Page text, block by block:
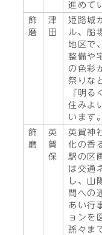
進めて
飾
磨
津
田
姫路城
ル、船
地区で
整備や
の色彩
祭りな
『明る
住みよ
います。
飾
磨
英
賀
保
英賀神
化の香
駅の区
は交通
し、山
間への
あい行
ョンを
孫々ま